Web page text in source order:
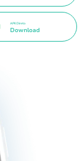
APK Direto
Download